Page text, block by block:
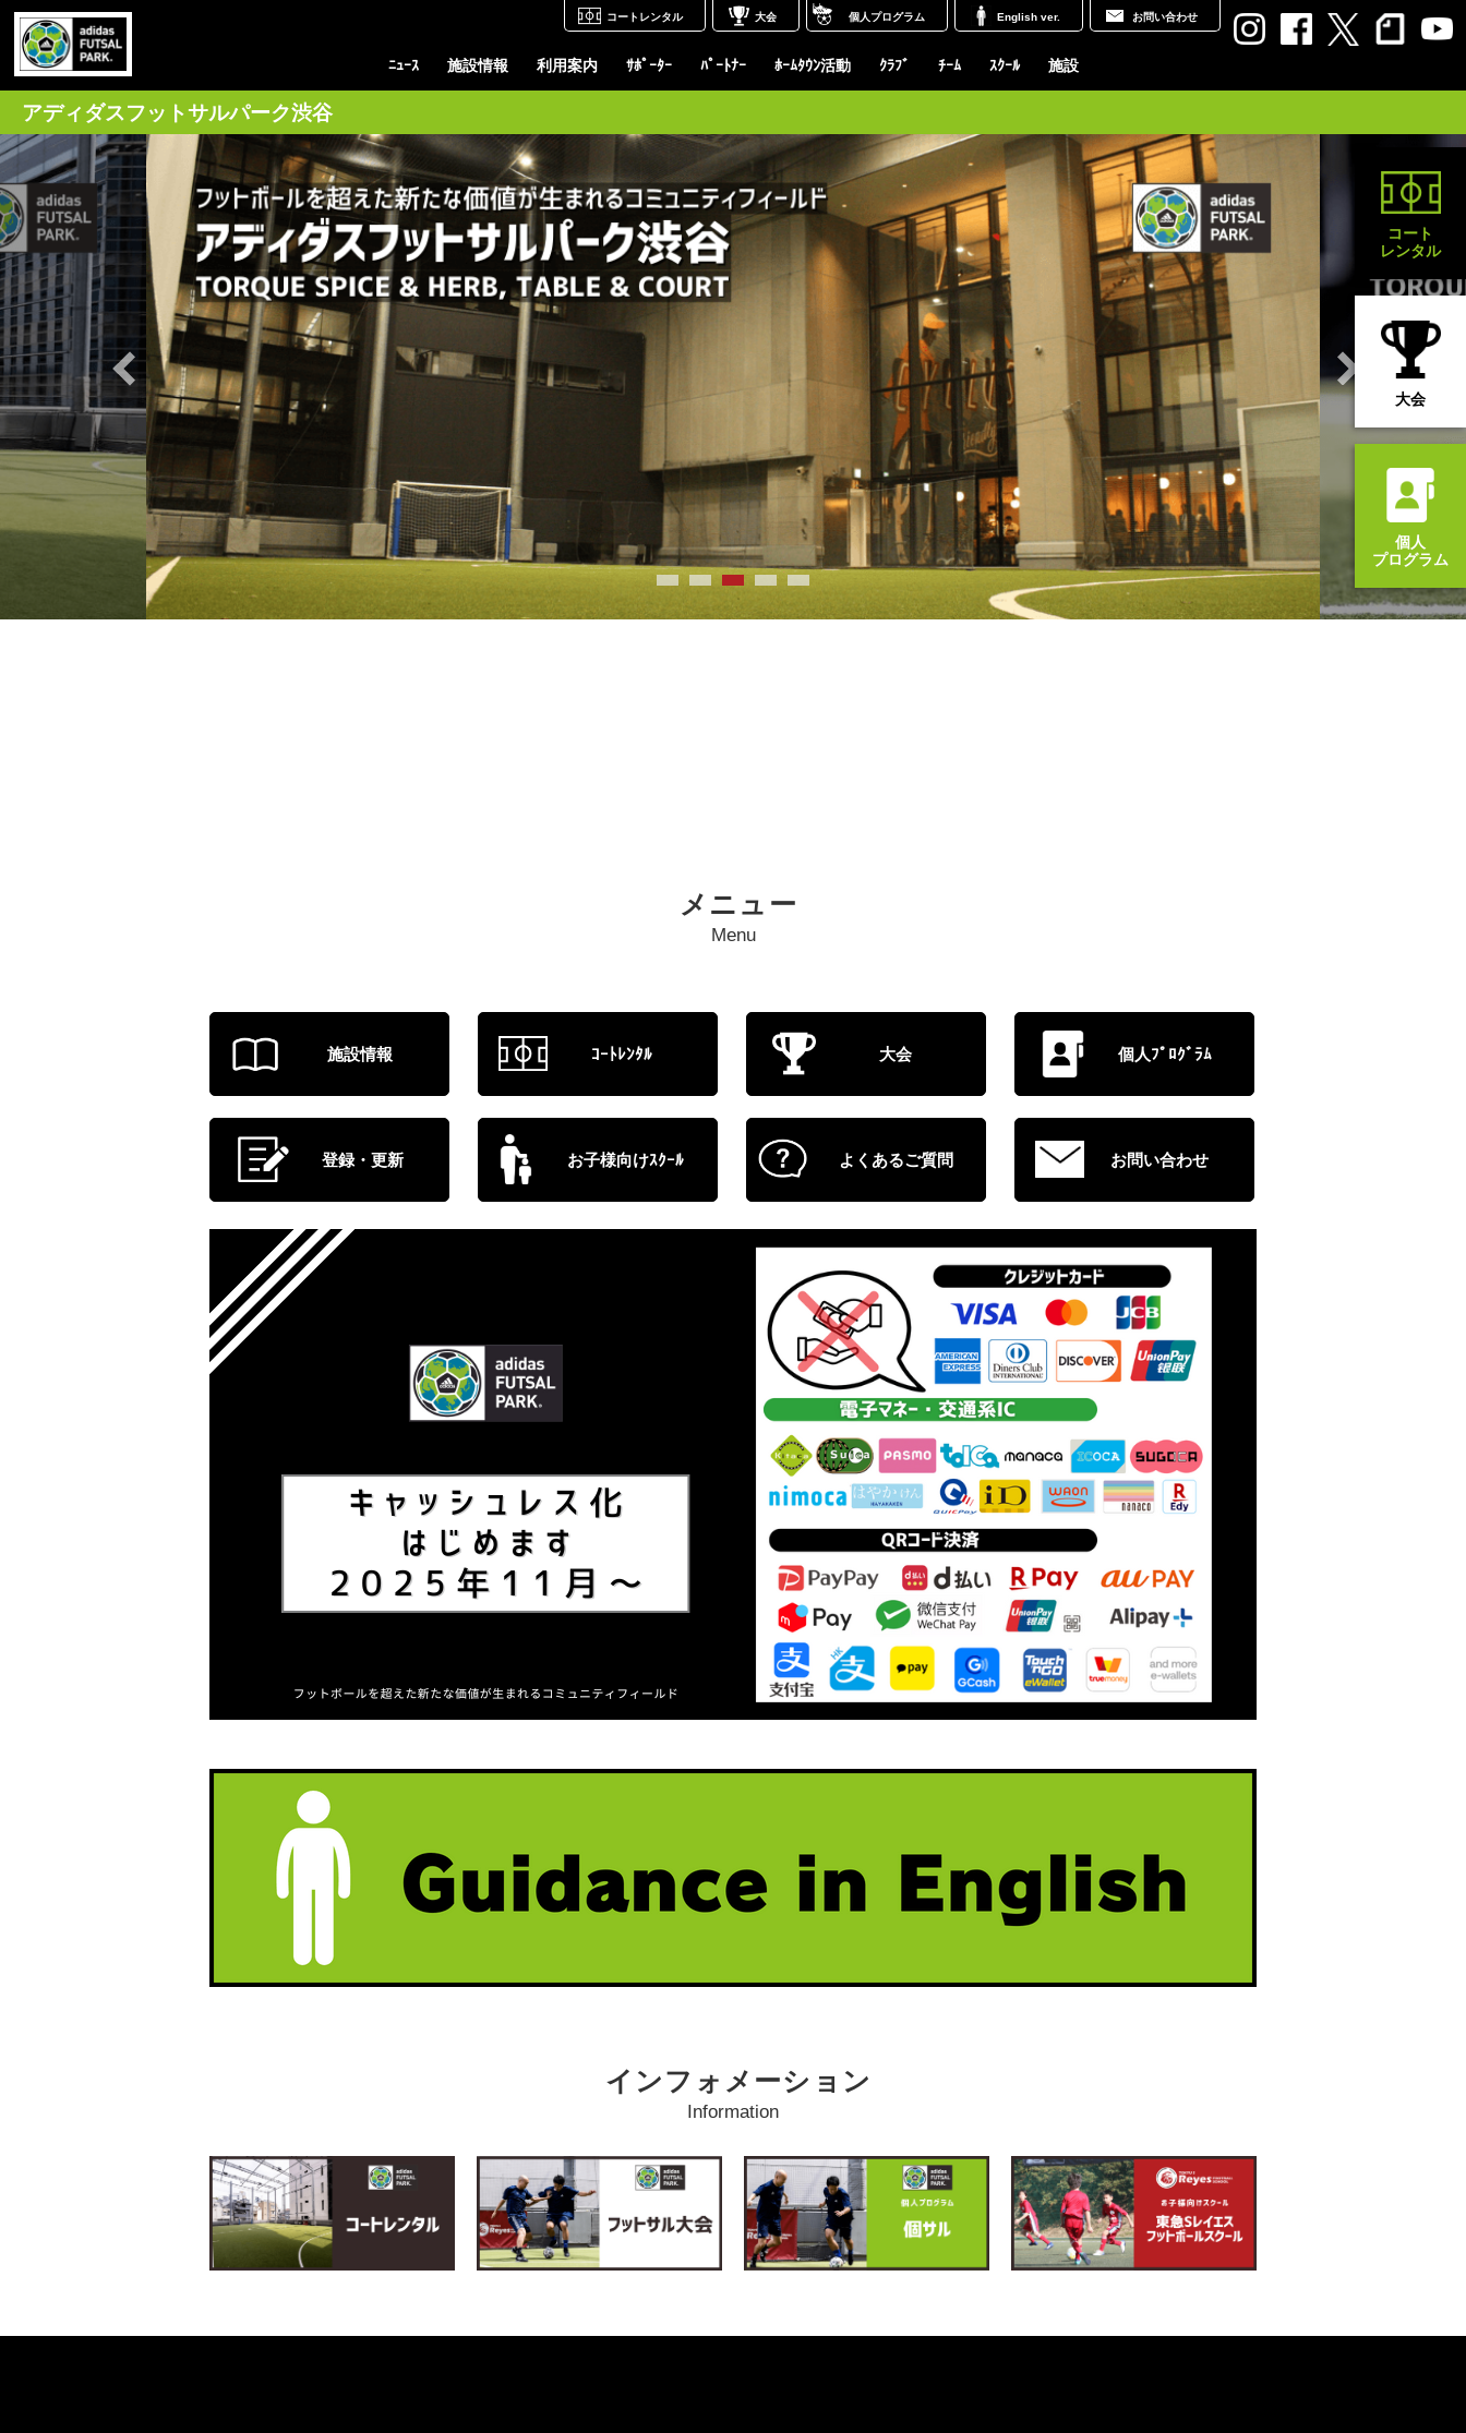
コートレンタル 大会 個人プログラム English ver. お問い合わせ
ﾆｭｰｽ 施設情報 利用案内 ｻﾎﾟｰﾀｰ ﾊﾟｰﾄﾅｰ ﾎｰﾑﾀｳﾝ活動 ｸﾗﾌﾞ ﾁｰﾑ ｽｸｰﾙ 施設
コート
レンタル
大会
個人
プログラム
アディダスフットサルパーク渋谷
メニュー
Menu
施設情報 ｺｰﾄﾚﾝﾀﾙ 大会 個人ﾌﾟﾛｸﾞﾗﾑ
登録・更新 お子様向けｽｸｰﾙ よくあるご質問 お問い合わせ
インフォメーション
Information